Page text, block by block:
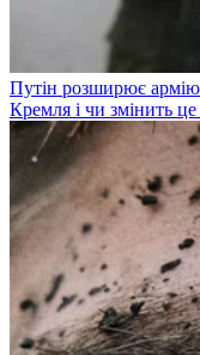
Путін розширює
Кремля і чи змінить